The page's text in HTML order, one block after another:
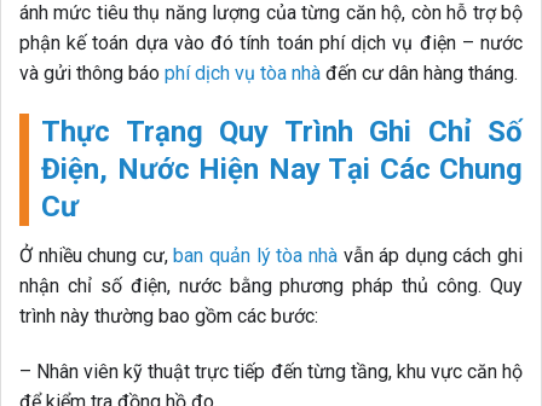
ánh mức tiêu thụ năng lượng của từng căn hộ, còn hỗ trợ bộ
phận kế toán dựa vào đó tính toán phí dịch vụ điện – nước
và gửi thông báo phí dịch vụ tòa nhà đến cư dân hàng tháng.
Thực Trạng Quy Trình Ghi Chỉ Số
Điện, Nước Hiện Nay Tại Các Chung
Cư
Ở nhiều chung cư,ban quản lý tòa nhàvẫn áp dụng cách ghi
nhận chỉ số điện, nước bằng phương pháp thủ công. Quy
trình này thường bao gồm các bước:
– Nhân viên kỹ thuật trực tiếp đến từng tầng, khu vực căn hộ